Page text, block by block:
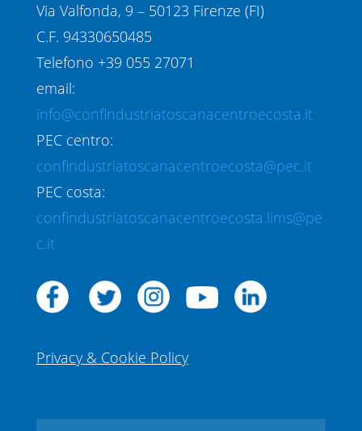
Via Valfonda, 9 – 50123 Firenze (FI)
C.F. 94330650485
Telefono +39 055 27071
email:
info@confindustriatoscanacentroecosta.it
PEC centro:
confindustriatoscanacentroecosta@pec.it
PEC costa:
confindustriatoscanacentroecosta.lims@pe
c.it
Privacy & Cookie Policy